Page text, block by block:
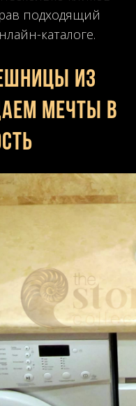
подходящий
каталоге.
из
мечты в